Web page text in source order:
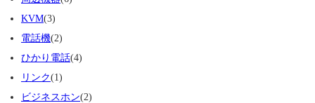
KVM(3)
電話機(2)
ひかり電話(4)
リンク(1)
ビジネスホン(2)